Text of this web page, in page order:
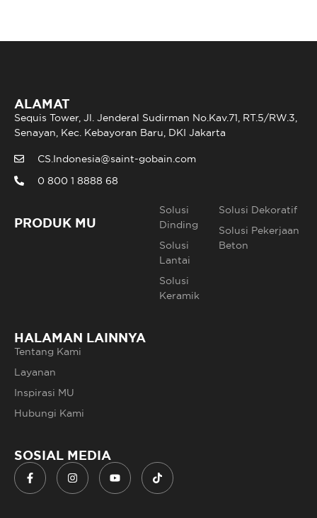
ALAMAT
Sequis Tower, Jl. Jenderal Sudirman No.Kav.71, RT.5/RW.3,
Senayan, Kec. Kebayoran Baru, DKI Jakarta
CS.Indonesia@saint-gobain.com
0 800 1 8888 68
PRODUK MU
Solusi
Dinding
Solusi
Lantai
Solusi
Keramik
Solusi Dekoratif
Solusi Pekerjaan
Beton
HALAMAN LAINNYA
Tentang Kami
Layanan
Inspirasi MU
Hubungi Kami
SOSIAL MEDIA